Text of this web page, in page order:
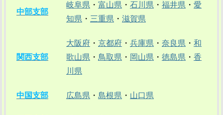
中部支部
岐阜県 ・ 富山県 ・ 石川県 ・ 福井県 ・ 愛
知県 ・ 三重県 ・ 滋賀県
関西支部
大阪府 ・ 京都府 ・ 兵庫県 ・ 奈良県 ・ 和
歌山県 ・ 鳥取県 ・ 岡山県 ・ 徳島県 ・ 香
川県
中国支部 広島県 ・ 島根県 ・ 山口県